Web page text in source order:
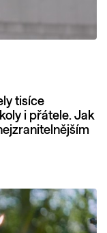
tisíce
i přátele. Jak